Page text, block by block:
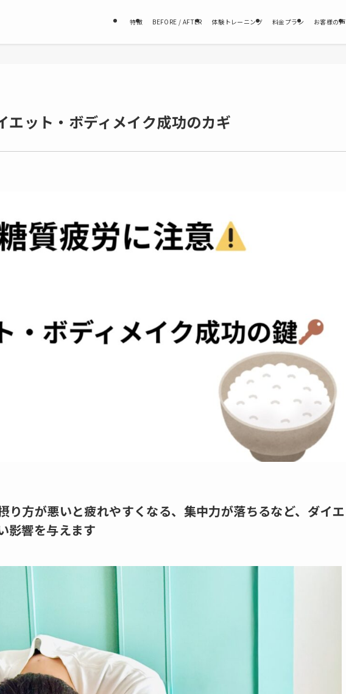
特徴 BEFORE / AFTER 体験トレーニング 料金プラン お客様の声
エット・ボディメイク成功のカギ
り方が悪いと疲れやすくなる、集中力が落ちるなど、ダイエ
影響を与えます